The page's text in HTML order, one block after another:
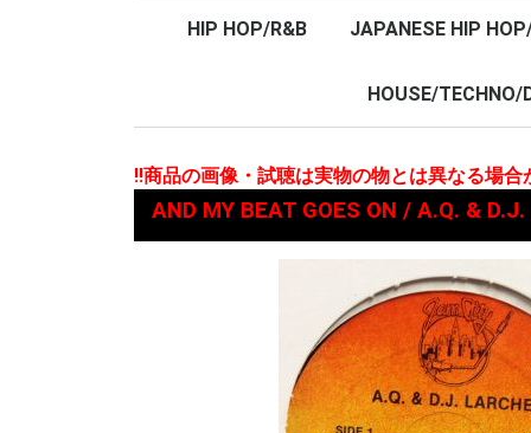
HIP HOP/R&B JAPANESE HIP
HOUSE/TECHNO/
!!商品の画像・試聴は実物の物とは異なる場
AND MY BEAT GOES ON / A.Q. &